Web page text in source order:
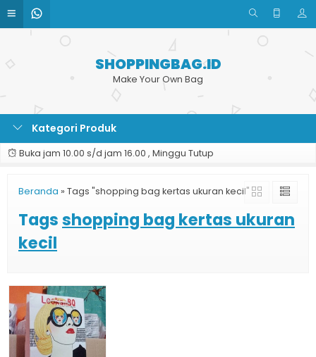
SHOPPINGBAG.ID
Make Your Own Bag
Kategori Produk
Buka jam 10.00 s/d jam 16.00 , Minggu Tutup
Beranda » Tags "shopping bag kertas ukuran kecil"
Tagsshopping bag kertas ukuran
kecil